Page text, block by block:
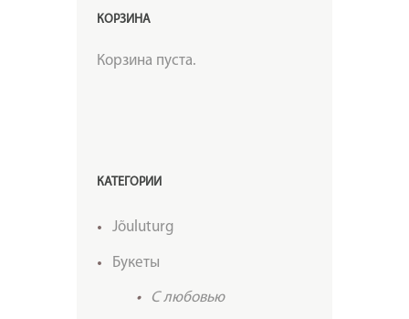
КОРЗИНА
Корзина пуста.
КАТЕГОРИИ
Jõuluturg
Букеты
C любовью